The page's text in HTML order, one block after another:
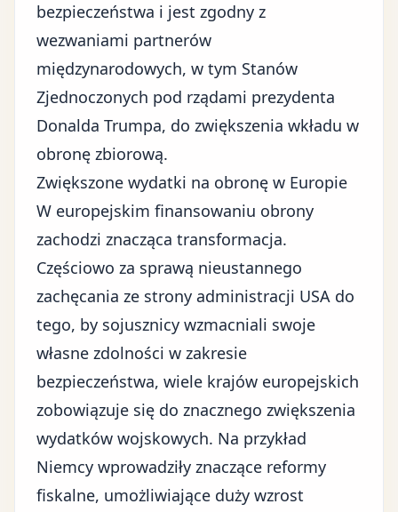
bezpieczeństwa i jest zgodny z
wezwaniami partnerów
międzynarodowych, w tym Stanów
Zjednoczonych pod rządami prezydenta
Donalda Trumpa, do zwiększenia wkładu w
obronę zbiorową.
Zwiększone wydatki na obronę w Europie
W europejskim finansowaniu obrony
zachodzi znacząca transformacja.
Częściowo za sprawą nieustannego
zachęcania ze strony administracji USA do
tego, by sojusznicy wzmacniali swoje
własne zdolności w zakresie
bezpieczeństwa, wiele krajów europejskich
zobowiązuje się do znacznego zwiększenia
wydatków wojskowych. Na przykład
Niemcy wprowadziły znaczące reformy
fiskalne, umożliwiające duży wzrost